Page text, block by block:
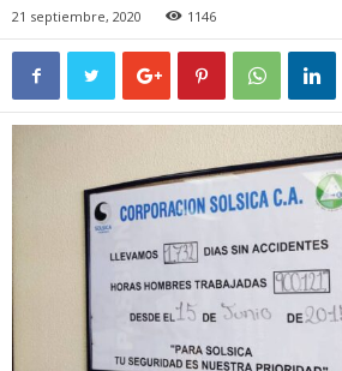
21 septiembre, 2020 1146